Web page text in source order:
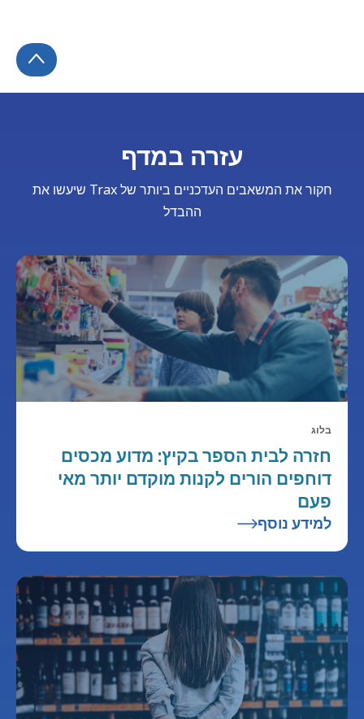
עזרה במדף
חקור את המשאבים העדכניים ביותר של Trax שיעשו את
ההבדל
בלוג
חזרה לבית הספר בקיץ: מדוע מכסים
דוחפים הורים לקנות מוקדם יותר מאי
פעם
למידע נוסף